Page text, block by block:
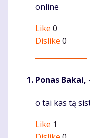
online
Like 0
Dislike 0
Ponas Bakai,
Komentaras
o tai kas tą
Like 1